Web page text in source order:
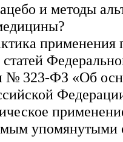
и методы
применения
№ 323-ФЗ «Об
упомянутыми